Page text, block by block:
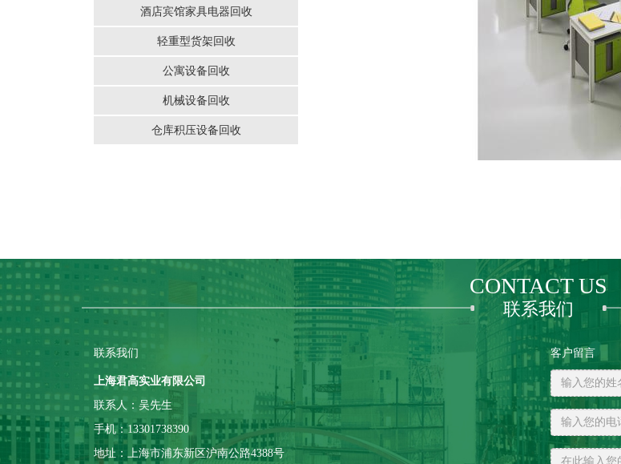
酒店宾馆家具电器回收
轻重型货架回收
公寓设备回收
机械设备回收
仓库积压设备回收
CONTACT US
联系我们
联系我们
上海君高实业有限公司
联系人：吴先生
手机：13301738390
地址：上海市浦东新区沪南公路4388号
客户留言